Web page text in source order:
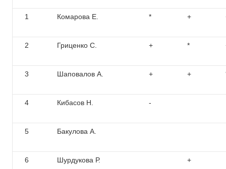
1 Комарова Е. * +
2 Гриценко С. + *
3 Шаповалов А. + +
4 Кибасов Н. -
5 Бакулова А.
6 Шурдукова Р. +